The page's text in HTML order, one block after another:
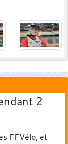
2
FFVélo, et